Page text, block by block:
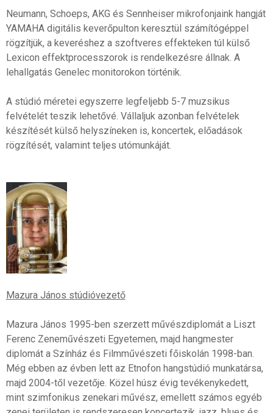
Neumann, Schoeps, AKG és Sennheiser mikrofonjaink hangját
YAMAHA digitális keverőpulton keresztül számítógéppel
rögzítjük, a keveréshez a szoftveres effekteken túl külső
Lexicon effektprocesszorok is rendelkezésre állnak. A
lehallgatás Genelec monitorokon történik.
A stúdió méretei egyszerre legfeljebb 5-7 muzsikus
felvételét teszik lehetővé. Vállaljuk azonban felvételek
készítését külső helyszíneken is, koncertek, előadások
rögzítését, valamint teljes utómunkáját.
Mazura János stúdióvezető
Mazura János 1995-ben szerzett művészdiplomát a Liszt
Ferenc Zeneművészeti Egyetemen, majd hangmester
diplomát a Színház és Filmművészeti főiskolán 1998-ban.
Még ebben az évben lett az Etnofon hangstúdió munkatársa,
majd 2004-től vezetője. Közel húsz évig tevékenykedett,
mint szimfonikus zenekari művész, emellett számos egyéb